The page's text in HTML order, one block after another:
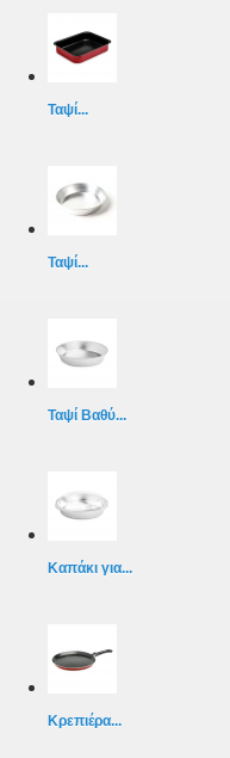
Ταψί...
Ταψί...
Ταψί Βαθύ...
Καπάκι για...
Κρεπιέρα...